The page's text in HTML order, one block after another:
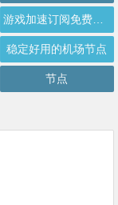
游戏加速订阅免费分享
稳定好用的机场节点
节点